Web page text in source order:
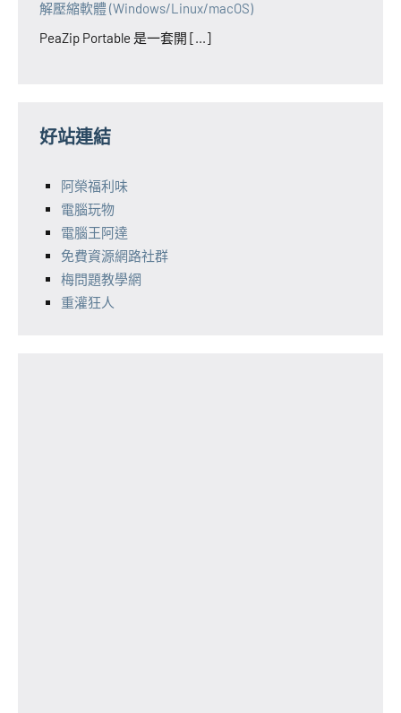
解壓縮軟體 (Windows/Linux/macOS)
PeaZip Portable 是一套開 [...]
好站連結
阿榮福利味
電腦玩物
電腦王阿達
免費資源網路社群
梅問題教學網
重灌狂人